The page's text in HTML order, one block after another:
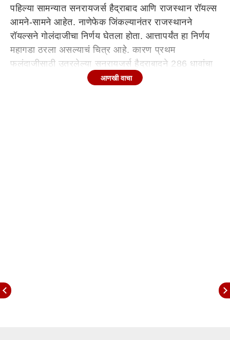
पहिल्या सामन्यात सनरायजर्स हैद्राबाद आणि राजस्थान रॉयल्स
आमने-सामने आहेत. नाणेफेक जिंकल्यानंतर राजस्थानने
रॉयल्सने गोलंदाजीचा निर्णय घेतला होता. आत्तापर्यंत हा निर्णय
महागडा ठरला असल्याचं चित्र आहे. कारण प्रथम
फलंदाजीसाठी उतरलेल्या सनरायजर्स हैद्राबादने 286 धावांचा
डोंगर उभा केलाय आणि राजस्थान समोर 287 धावांचे तगडे
आणखी वाचा